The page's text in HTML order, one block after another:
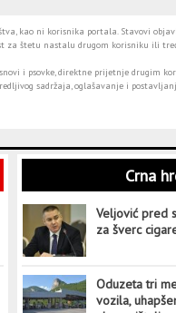
kao ni korisnika portala. Stavovi
za štetu nastalu drugom korisniku ili
i psovke, direktne prijetnje drugim
sadržaja, oglašavanje i
Crna
Veljović pred
za šverc
Oduzeta tri
vozila,